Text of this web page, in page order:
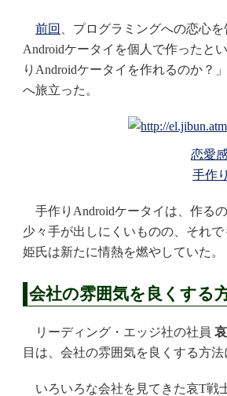
前回
、プログラミングへの恋心
Androidケータイを個人で作ったと
りAndroidケータイを作れるのか？
へ旅立った。
恋愛
手作
手作りAndroidケータイは、作る
少々手が出しにくいものの、それ
姫氏は新たに情熱を燃やしていた。
会社の雰囲気を良くする
リーディング・エッジ社の社員
目は、会社の雰囲気を良くする方法
いろいろな会社を見てきた哀T戦